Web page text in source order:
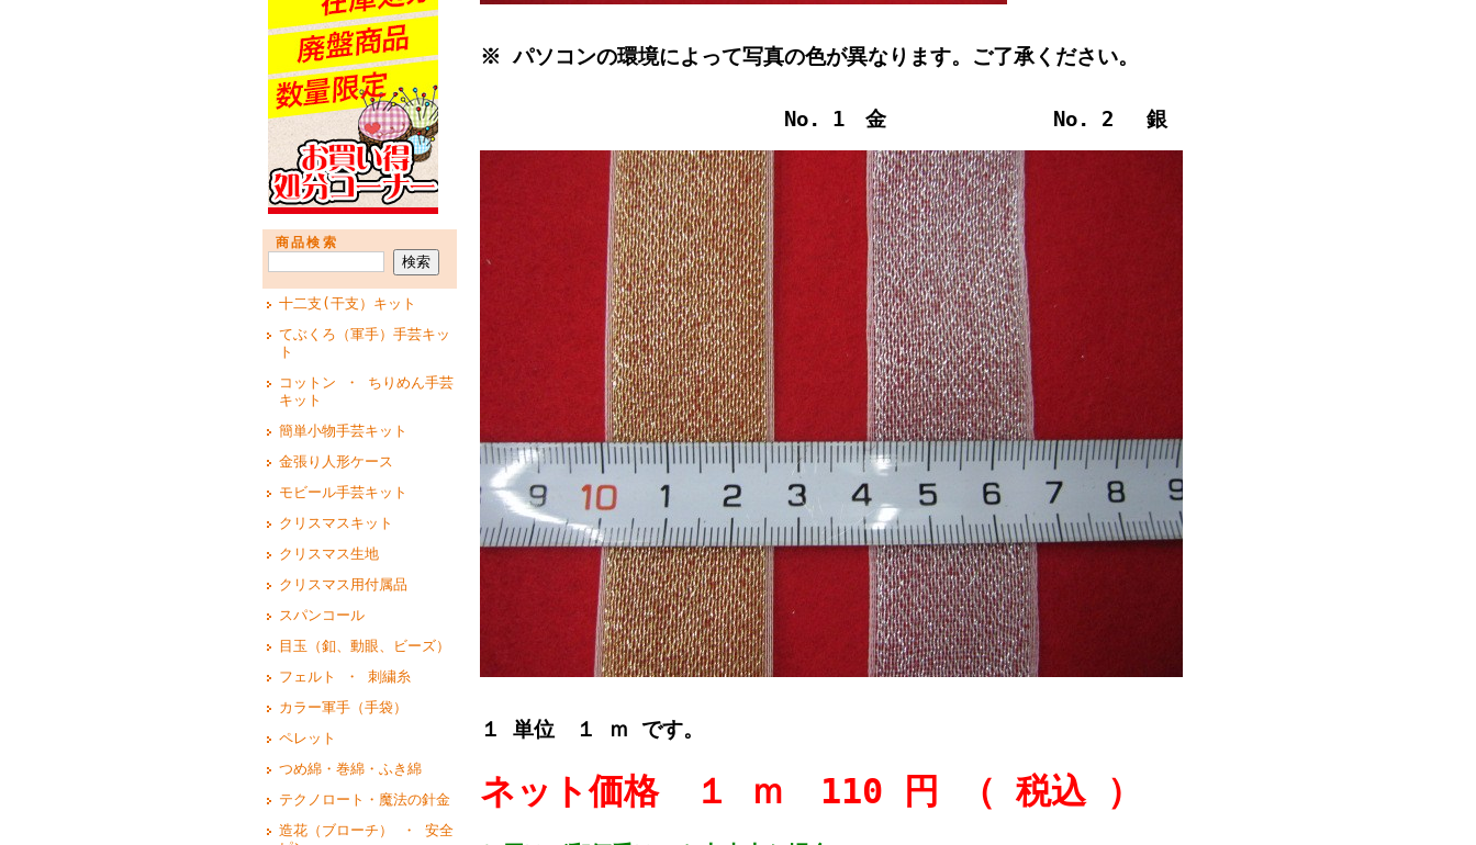
商品検索
十二支(干支）キット
てぶくろ（軍手）手芸キッ
ト
コットン ・ ちりめん手芸
キット
簡単小物手芸キット
金張り人形ケース
モビール手芸キット
クリスマスキット
クリスマス生地
クリスマス用付属品
スパンコール
目玉（釦、動眼、ビーズ）
フェルト ・ 刺繍糸
カラー軍手（手袋）
ペレット
つめ綿・巻綿・ふき綿
テクノロート・魔法の針金
造花（ブローチ） ・ 安全
※ パソコンの環境によって写真の色が異なります。ご了承ください。
No. 1 金 No. 2 銀
１ 単位 １ ｍ です。
ネット価格 １ ｍ 110 円 （ 税込 ）